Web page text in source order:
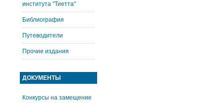
института "Тиетта"
Библиография
Путеводители
Прочие издания
ДОКУМЕНТЫ
Конкурсы на замещение